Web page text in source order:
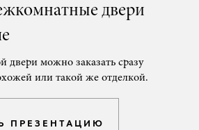
двери
двери можно заказать сразу
или такой же отделкой.
ПРЕЗЕНТАЦИЮ